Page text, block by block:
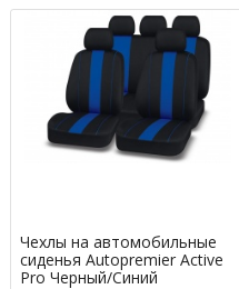
Чехлы на автомобильные
сиденья Autopremier Active
Pro Черный/Синий